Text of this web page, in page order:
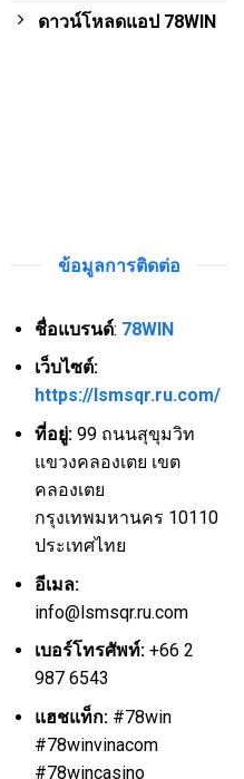
ดาวน์โหลดแอป 78WIN
ข้อมูลการติดต่อ
ชื่อแบรนด์: 78WIN
เว็บไซต์:
https://lsmsqr.ru.com/
ที่อยู่:99 ถนนสุขุมวิท
แขวงคลองเตย เขต
คลองเตย
กรุงเทพมหานคร 10110
ประเทศไทย
อีเมล:
info@lsmsqr.ru.com
เบอร์โทรศัพท์:+66 2
987 6543
แฮชแท็ก:#78win
#78winvinacom
#78wincasino